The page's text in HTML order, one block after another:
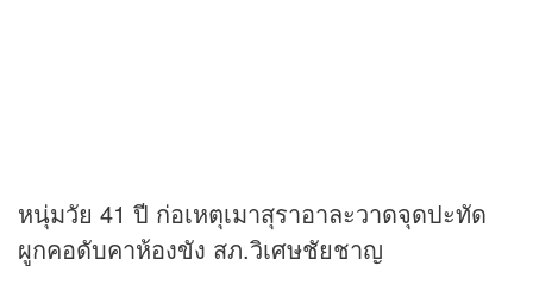
หนุ่มวัย 41 ปี ก่อเหตุเมาสุราอาละวาดจุดปะทัด
ผูกคอดับคาห้องขัง สภ.วิเศษชัยชาญ